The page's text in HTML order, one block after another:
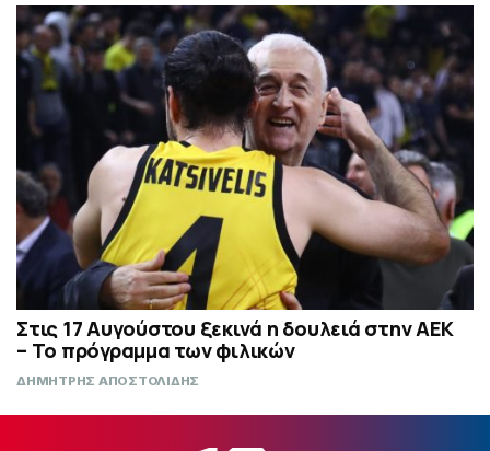
Στις 17 Αυγούστου ξεκινά η δουλειά στην ΑΕΚ
– Το πρόγραμμα των φιλικών
ΔΗΜΗΤΡΗΣ ΑΠΟΣΤΟΛΙΔΗΣ